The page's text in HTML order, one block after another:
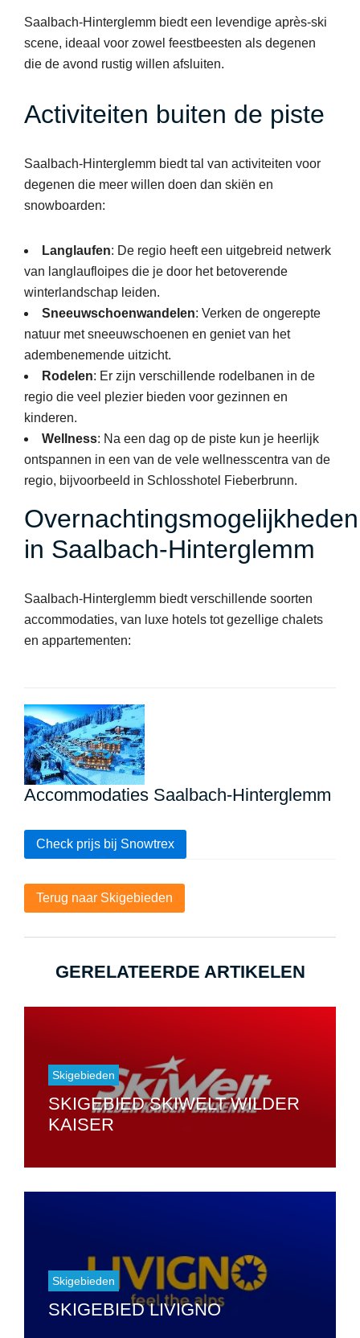
Saalbach-Hinterglemm biedt een levendige après-ski
scene, ideaal voor zowel feestbeesten als degenen
die de avond rustig willen afsluiten.
Activiteiten buiten de piste
Saalbach-Hinterglemm biedt tal van activiteiten voor
degenen die meer willen doen dan skiën en
snowboarden:
Langlaufen: De regio heeft een uitgebreid netwerk
van langlaufloipes die je door het betoverende
winterlandschap leiden.
Sneeuwschoenwandelen: Verken de ongerepte
natuur met sneeuwschoenen en geniet van het
adembenemende uitzicht.
Rodelen: Er zijn verschillende rodelbanen in de
regio die veel plezier bieden voor gezinnen en
kinderen.
Wellness: Na een dag op de piste kun je heerlijk
ontspannen in een van de vele wellnesscentra van de
regio, bijvoorbeeld in Schlosshotel Fieberbrunn.
Overnachtingsmogelijkheden
in Saalbach-Hinterglemm
Saalbach-Hinterglemm biedt verschillende soorten
accommodaties, van luxe hotels tot gezellige chalets
en appartementen:
Accommodaties Saalbach-Hinterglemm
Check prijs bij Snowtrex
Terug naar Skigebieden
GERELATEERDE ARTIKELEN
Skigebieden
SKIGEBIED SKIWELT WILDER
KAISER
Skigebieden
SKIGEBIED LIVIGNO